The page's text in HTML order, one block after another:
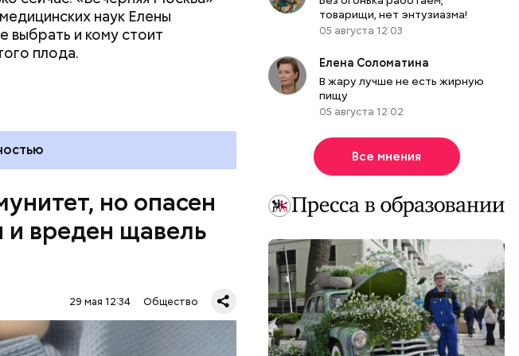
наук Елены
выбрать и кому стоит
плода.
но опасен
и вреден щавель
29 мая 12:34 Общество
продукт тоже лучше
врач. — Он может привести к
слизистые оболочки.
товарищи, нет энтузиазма!
05 августа 12:03
Елена Соломатина
В жару лучше не есть жирную
пищу
05 августа 12:02
Все мнения